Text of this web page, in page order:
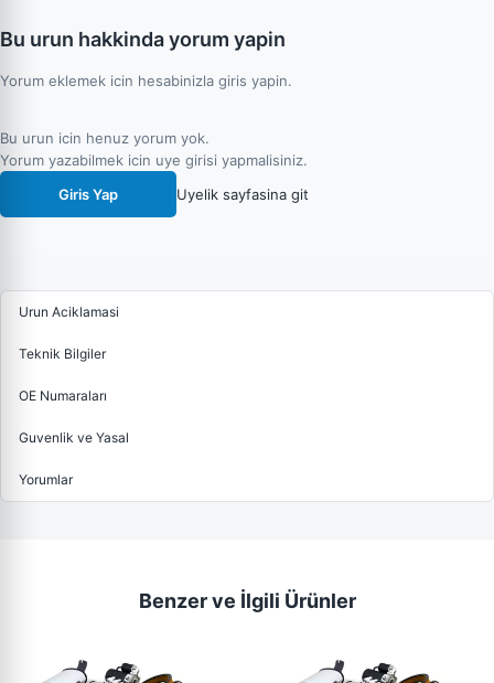
Bu urun hakkinda yorum yapin
Yorum eklemek icin hesabinizla giris yapin.
Bu urun icin henuz yorum yok.
Yorum yazabilmek icin uye girisi yapmalisiniz.
Giris Yap
Uyelik sayfasina git
Urun Aciklamasi
Teknik Bilgiler
OE Numaraları
Guvenlik ve Yasal
Yorumlar
Benzer ve İlgili Ürünler